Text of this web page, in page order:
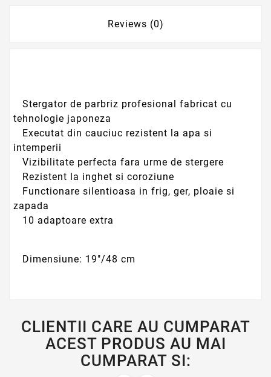
Reviews (0)
Stergator de parbriz profesional fabricat cu
tehnologie japoneza
Executat din cauciuc rezistent la apa si
intemperii
Vizibilitate perfecta fara urme de stergere
Rezistent la inghet si coroziune
Functionare silentioasa in frig, ger, ploaie si
zapada
10 adaptoare extra
Dimensiune: 19"/48 cm
CLIENTII CARE AU CUMPARAT
ACEST PRODUS AU MAI
CUMPARAT SI: